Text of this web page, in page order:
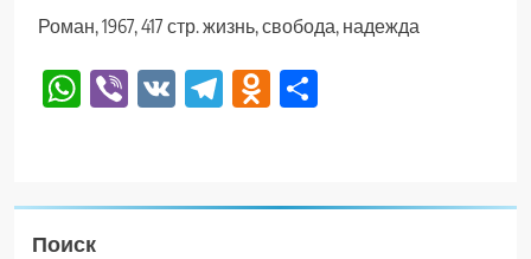
Роман, 1967, 417 стр. жизнь, свобода, надежда
WhatsApp
Viber
VK TelegramOdnoklassniki
Поиск